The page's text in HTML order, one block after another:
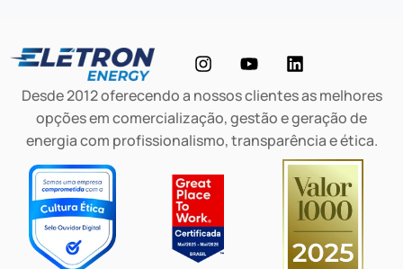
Desde 2012 oferecendo a nossos clientes as melhores
opções em comercialização, gestão e geração de
energia com profissionalismo, transparência e ética.